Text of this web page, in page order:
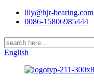
lily@hjr-bearing.com
0086-15806985444
English